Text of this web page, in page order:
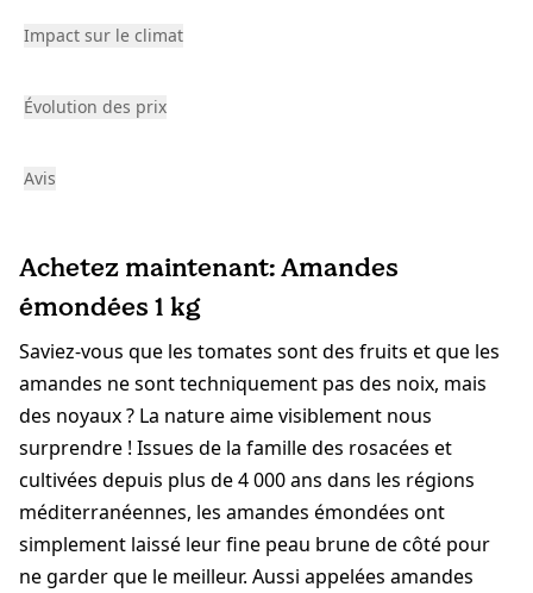
Impact sur le climat
Évolution des prix
Avis
Achetez maintenant: Amandes
émondées 1 kg
Saviez-vous que les tomates sont des fruits et que les
amandes ne sont techniquement pas des noix, mais
des noyaux ? La nature aime visiblement nous
surprendre ! Issues de la famille des rosacées et
cultivées depuis plus de 4 000 ans dans les régions
méditerranéennes, les amandes émondées ont
simplement laissé leur fine peau brune de côté pour
ne garder que le meilleur. Aussi appelées amandes